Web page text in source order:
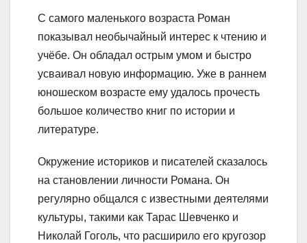
С самого маленького возраста Роман
показывал необычайный интерес к чтению и
учёбе. Он обладал острым умом и быстро
усваивал новую информацию. Уже в раннем
юношеском возрасте ему удалось прочесть
большое количество книг по истории и
литературе.
Окружение историков и писателей сказалось
на становлении личности Романа. Он
регулярно общался с известными деятелями
культуры, такими как Тарас Шевченко и
Николай Гоголь, что расширило его кругозор